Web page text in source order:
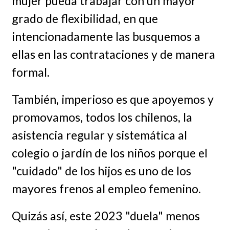
grado de flexibilidad, en que
intencionadamente las busquemos a
ellas en las contrataciones y de manera
formal.
También, imperioso es que apoyemos y
promovamos, todos los chilenos, la
asistencia regular y sistemática al
colegio o jardín de los niños porque el
"cuidado" de los hijos es uno de los
mayores frenos al empleo femenino.
Quizás así, este 2023 "duela" menos